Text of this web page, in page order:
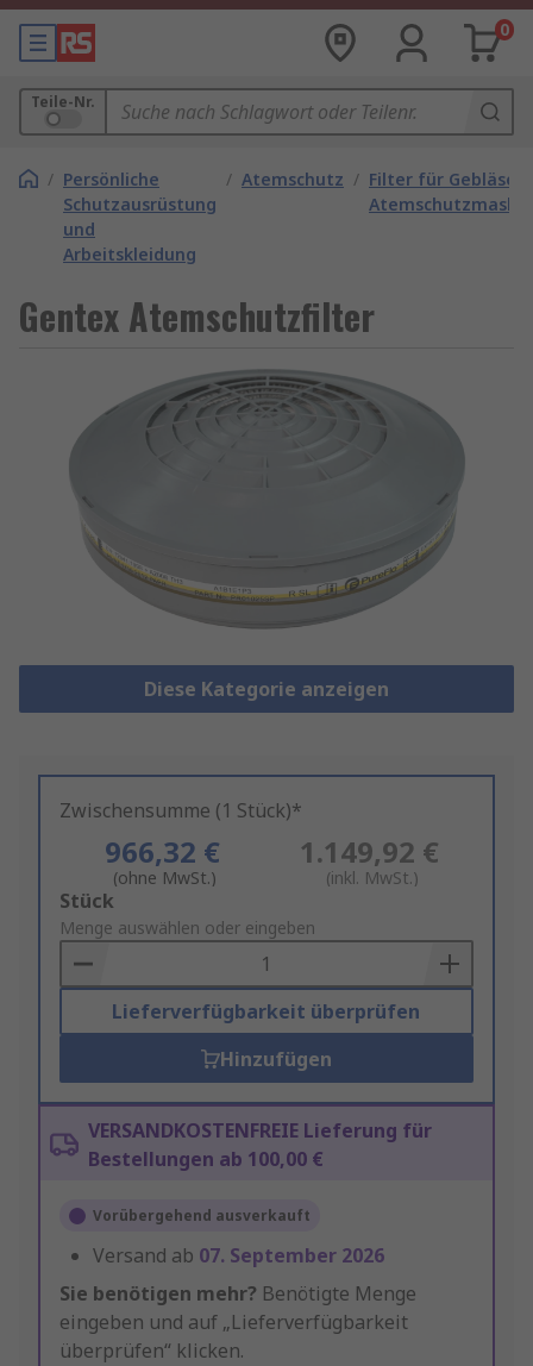
0
Teile-Nr.
/ Persönliche
Schutzausrüstung
und
Arbeitskleidung
/ Atemschutz / Filter für Gebläse-
Gentex Atemschutzfilter
Diese Kategorie anzeigen
Zwischensumme (1 Stück)*
966,32 €
(ohne MwSt.)
1.149,92 €
(inkl. MwSt.)
Add
to
Basket
Stück
Menge auswählen oder eingeben
Lieferverfügbarkeit überprüfen
Hinzufügen
VERSANDKOSTENFREIE Lieferung für
Bestellungen ab 100,00 €
Vorübergehend ausverkauft
Versand ab 07. September 2026
Sie benötigen mehr? Benötigte Menge
eingeben und auf „Lieferverfügbarkeit
überprüfen“ klicken.